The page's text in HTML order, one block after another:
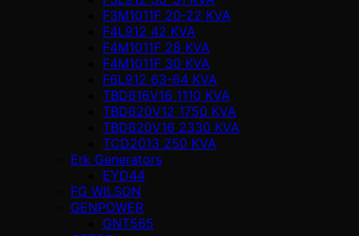
F3M1011F 20-22 KVA
F4L912 42 KVA
F4M1011F 28 KVA
F4M1011F 30 KVA
F6L912 63-64 KVA
TBD616V16 1110 KVA
TBD620V12 1750 KVA
TBD620V16 2330 KVA
TCD2013 250 KVA
Erk Generators
EYD44
FG WILSON
GENPOWER
GNT565